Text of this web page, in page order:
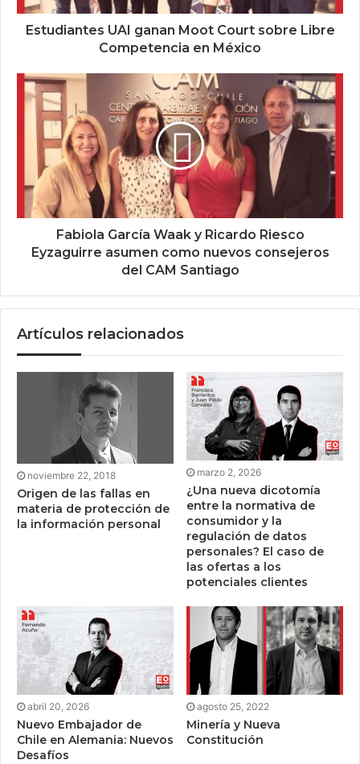
Estudiantes UAI ganan Moot Court sobre Libre
Competencia en México
Fabiola García Waak y Ricardo Riesco
Eyzaguirre asumen como nuevos consejeros
del CAM Santiago
Artículos relacionados
noviembre 22, 2018
Origen de las fallas en
materia de protección de
la información personal
marzo 2, 2026
¿Una nueva dicotomía
entre la normativa de
consumidor y la
regulación de datos
personales? El caso de
las ofertas a los
potenciales clientes
abril 20, 2026
Nuevo Embajador de
Chile en Alemania: Nuevos
Desafíos
agosto 25, 2022
Minería y Nueva
Constitución